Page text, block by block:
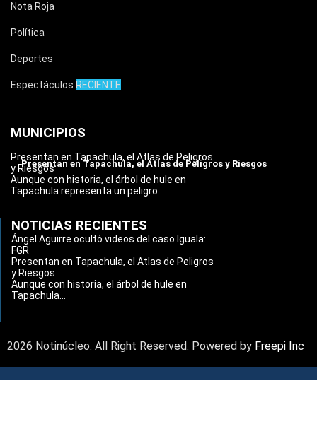
Nota Roja
Política
Deportes
Espectáculos RECIENTE
MUNICIPIOS
Presentan en Tapachula, el Atlas de Peligros y Riesgos
Presentan en Tapachula, el Atlas de Peligros
y Riesgos
Aunque con historia, el árbol de hule en
Tapachula representa un peligro
NOTICIAS RECIENTES
Ángel Aguirre ocultó videos del caso Iguala:
FGR
Presentan en Tapachula, el Atlas de Peligros
y Riesgos
Aunque con historia, el árbol de hule en
Tapachula...
2026 Notinúcleo. All Right Reserved. Powered by Freepi Inc